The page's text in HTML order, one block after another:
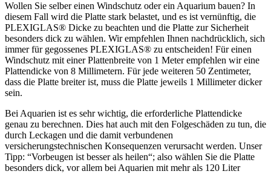
Wollen Sie selber einen Windschutz oder ein Aquarium bauen? In
diesem Fall wird die Platte stark belastet, und es ist vernünftig, die
PLEXIGLAS® Dicke zu beachten und die Platte zur Sicherheit
besonders dick zu wählen. Wir empfehlen Ihnen nachdrücklich, sich
immer für gegossenes PLEXIGLAS® zu entscheiden! Für einen
Windschutz mit einer Plattenbreite von 1 Meter empfehlen wir eine
Plattendicke von 8 Millimetern. Für jede weiteren 50 Zentimeter,
dass die Platte breiter ist, muss die Platte jeweils 1 Millimeter dicker
sein.
Bei Aquarien ist es sehr wichtig, die erforderliche Plattendicke
genau zu berechnen. Dies hat auch mit den Folgeschäden zu tun, die
durch Leckagen und die damit verbundenen
versicherungstechnischen Konsequenzen verursacht werden. Unser
Tipp: “Vorbeugen ist besser als heilen“; also wählen Sie die Platte
besonders dick, vor allem bei Aquarien mit mehr als 120 Liter